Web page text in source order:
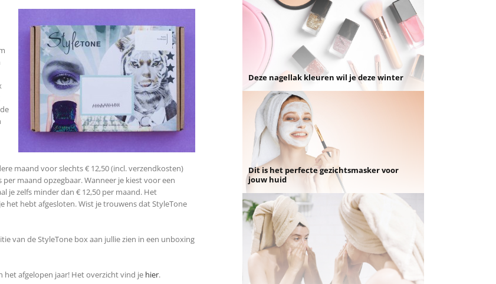
maand voor slechts € 12,50 (incl. verzendkosten)
maand opzegbaar. Wanneer je kiest voor een
je zelfs minder dan € 12,50 per maand. Het
hebt afgesloten. Wist je trouwens dat StyleTone
van de StyleTone box aan jullie zien in een unboxing
het afgelopen jaar! Het overzicht vind je hier.
Deze nagellak kleuren wil je deze winter
Dit is het perfecte gezichtsmasker voor
jouw huid